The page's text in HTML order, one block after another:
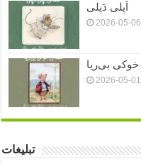
اَپلی دَپلی
2026-05-06
خوکی بی‌ریا
2026-05-01
تبلیغات